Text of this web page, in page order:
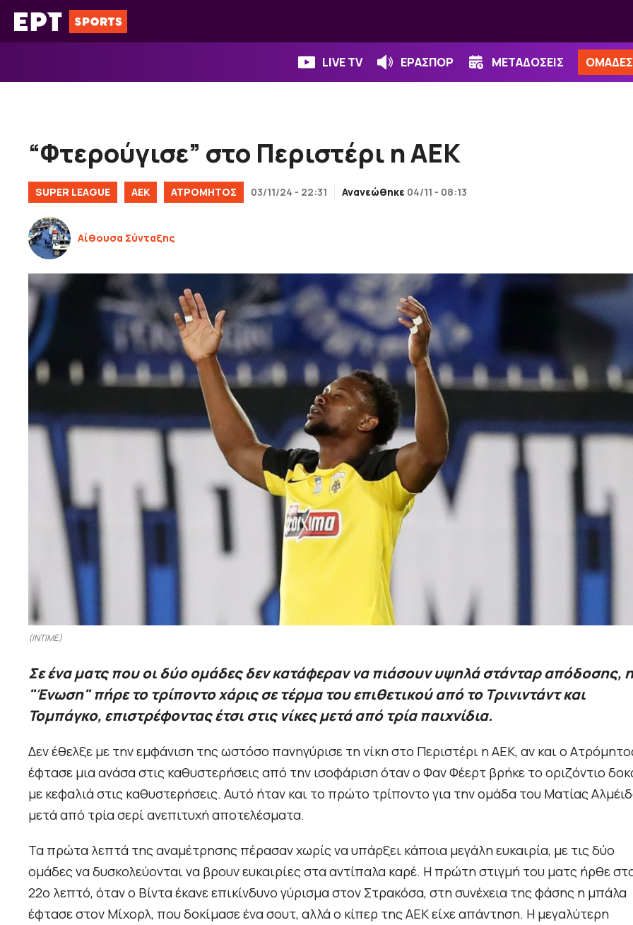
Μετάβαση
σε
LIVE TV ΕΡΑΣΠΟΡ ΜΕΤΑΔΟΣΕΙΣ ΟΜΑΔΕΣ
“Φτερούγισε” στο Περιστέρι η ΑΕΚ
SUPER LEAGUE ΑΕΚ ΑΤΡΟΜΗΤΟΣ 03/11/24 - 22:31 Ανανεώθηκε 04/11 - 08:13
Αίθουσα Σύνταξης
(INTIME)
Σε ένα ματς που οι δύο ομάδες δεν κατάφεραν να πιάσουν υψηλά στάνταρ απόδοσης, η
"Ένωση" πήρε το τρίποντο χάρις σε τέρμα του επιθετικού από το Τρινιντάντ και
Τομπάγκο, επιστρέφοντας έτσι στις νίκες μετά από τρία παιχνίδια.
Δεν έθελξε με την εμφάνιση της ωστόσο πανηγύρισε τη νίκη στο Περιστέρι η ΑΕΚ, αν και ο
έφτασε μια ανάσα στις καθυστερήσεις από την ισοφάριση όταν ο Φαν Φέερτ βρήκε το οριζόντιο
με κεφαλιά στις καθυστερήσεις. Αυτό ήταν και το πρώτο τρίποντο για την ομάδα του Ματίας
μετά από τρία σερί ανεπιτυχή αποτελέσματα.
Τα πρώτα λεπτά της αναμέτρησης πέρασαν χωρίς να υπάρξει κάποια μεγάλη ευκαιρία, με τις δύο
ομάδες να δυσκολεύονται να βρουν ευκαιρίες στα αντίπαλα καρέ. Η πρώτη στιγμή του ματς ήρθε
22ο λεπτό, όταν ο Βίντα έκανε επικίνδυνο γύρισμα στον Στρακόσα, στη συνέχεια της φάσης η μπάλα
έφτασε στον Μίχορλ, που δοκίμασε ένα σουτ, αλλά ο κίπερ της ΑΕΚ είχε απάντηση. Η μεγαλύτερη